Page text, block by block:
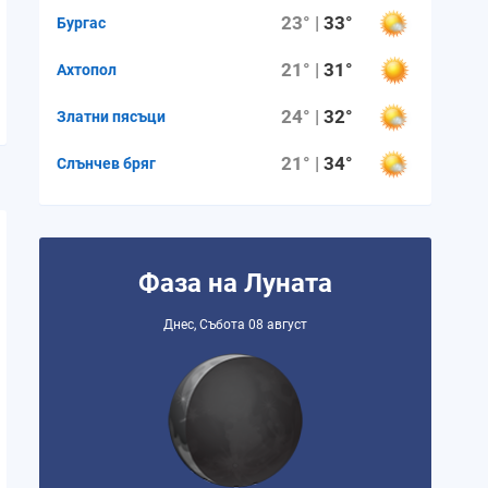
Бургас 23° |33°
Ахтопол 21° |31°
Златни пясъци 24° |32°
Слънчев бряг 21° |34°
Фаза на Луната
Днес, Събота 08 август